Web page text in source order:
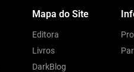
Mapa do Site
Editora
Livros
DarkBlog